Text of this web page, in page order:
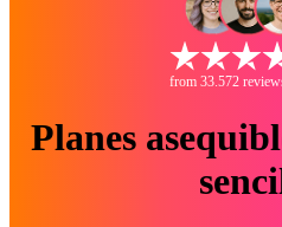
from 33.572
Planes